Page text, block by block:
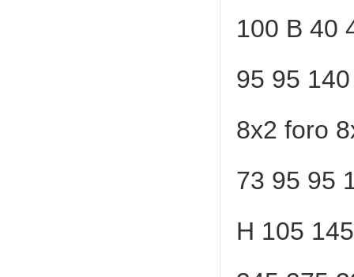
100 B 40
95 95
8x2 foro
73 95 95
H 105